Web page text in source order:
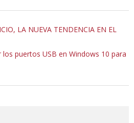
LA NUEVA TENDENCIA EN EL
puertos USB en Windows 10 para